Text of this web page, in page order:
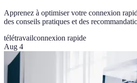
Apprenez à optimiser votre connexion
des conseils pratiques et des
télétravailconnexion rapide
Aug 4